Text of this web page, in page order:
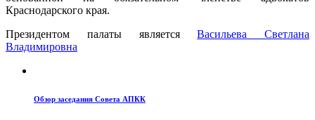
Краснодарского края.
Президентом палаты являетсяВаcильева Светлана
Владимировна
Обзор заседания Совета АПКК